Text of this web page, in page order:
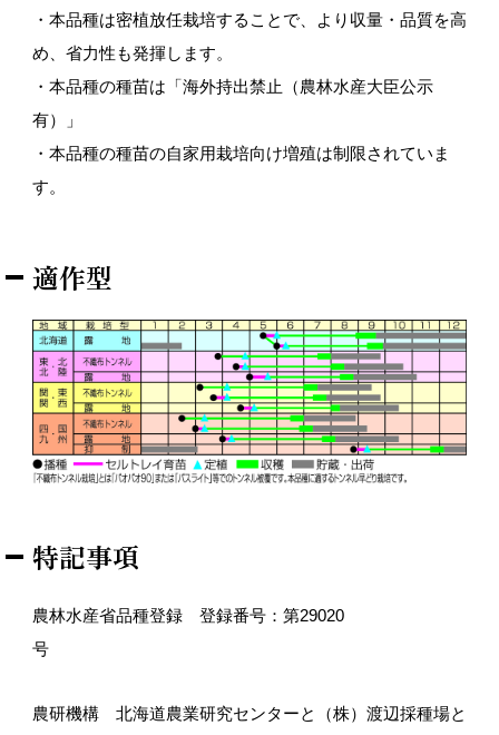
・本品種は密植放任栽培することで、より収量・品質を高
め、省力性も発揮します。
・本品種の種苗は「海外持出禁止（農林水産大臣公示
有）」
・本品種の種苗の自家用栽培向け増殖は制限されていま
す。
適作型
特記事項
農林水産省品種登録 登録番号：第29020
号
農研機構 北海道農業研究センターと（株）渡辺採種場と